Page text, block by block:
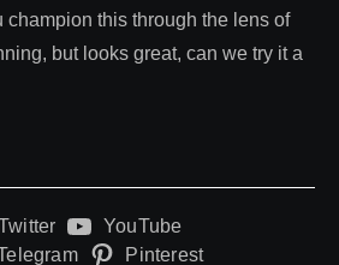
champion this through the lens of
but looks great, can we try it a
YouTube
Pinterest